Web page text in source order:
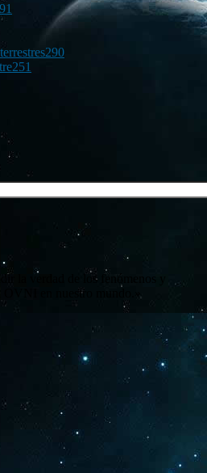
290
251
la verdad de los fenómenos y
OVNI en nuestro mundo.»